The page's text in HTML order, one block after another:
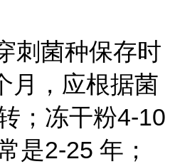
刺菌种保存时
月，应根据菌
；冻干粉4-10
是2-25 年；